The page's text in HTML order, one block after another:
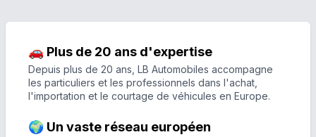
🚗 Plus de 20 ans d'expertise
Depuis plus de 20 ans, LB Automobiles accompagne
les particuliers et les professionnels dans l'achat,
l'importation et le courtage de véhicules en Europe.
🌍 Un vaste réseau européen